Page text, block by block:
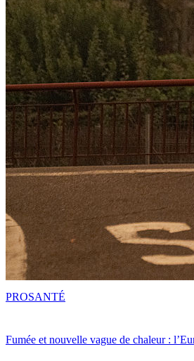
Fumée et nouvelle vague de chaleur :
PROSANTÉ